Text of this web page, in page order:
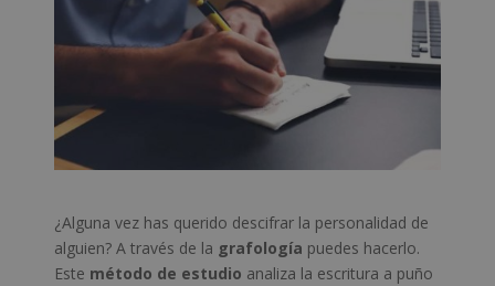
¿Alguna vez has querido descifrar la personalidad de
alguien? A través de la grafología puedes hacerlo.
Este método de estudio analiza la escritura a puño